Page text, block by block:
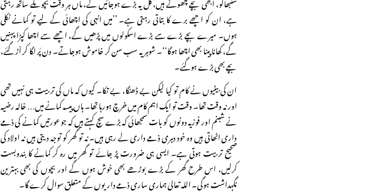
ہے، ان کو اچھے برے کا بتاتی رہتی ہے۔ ’’میں انہی کی اچھائی کے لیے تو کمانے نکلی
ہوں۔ میرے بچے بڑے سے بڑے اسکولوں میں پڑھیں گے، اچھے سے اچھا کپڑا پہنیں
گے، کھانا پینا بھی اچھا ہوگا‘‘۔ شوہر یہ سب سن کر خاموش ہوجاتے۔ دن پَر لگا کر اْڑ گئے،
بچے بھی بڑے ہوگئے۔
ان کی بیٹیوں نے کام تو کیا لیکن بے ڈھنگا، بے تکا۔ کیوں کہ ماں کی تربیت ہی نہیں تھی
اور نہ وقت تھا۔ وقت تو ایک اہم کام میں خرچ ہورہا تھا۔ ہاں پیسہ کمانے میں… خالہ رضیہ
نے شبنم اور فوزیہ دونوں کو بات سمجھائی کہ بڑے سچ کہتے ہیں کہ جو عورتیں کمانے کی ذمے
داری اٹھاتی ہیں وہ خود دہری ذمے داری لے رہی ہیں۔ نہ تو گھر کو توجہ دیتی ہیں نہ اولاد کی
صحیح تربیت ہوتی ہے۔ ایسی ہی ضرورت پڑ جائے تو گھر میں رہ کر کمانے کا بندوبست
کرلیں، اس طرح گھر کے بڑے بوڑھے بھی خوش ہوں گے اور بچوں کی بھی بہترین
نگہداشت ہوگی۔ اللہ تعالیٰ ہماری ساری ذمے داریوں کے متعلق سوال کرے گا۔